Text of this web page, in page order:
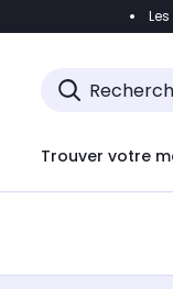
Accéder
Trouver votre